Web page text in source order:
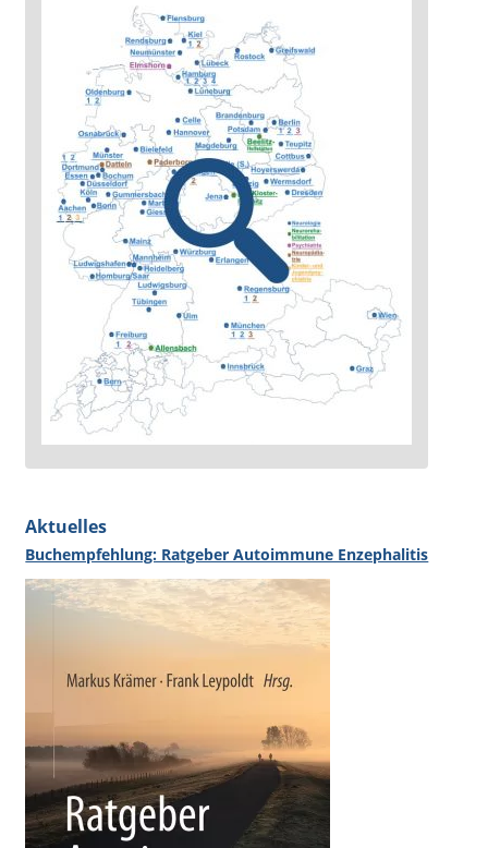
Aktuelles
Buchempfehlung: Ratgeber Autoimmune Enzephalitis